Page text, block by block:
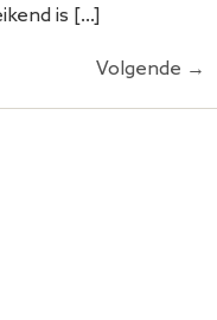
is […]
Volgende →